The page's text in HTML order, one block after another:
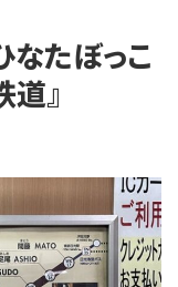
なたぼっこ
』